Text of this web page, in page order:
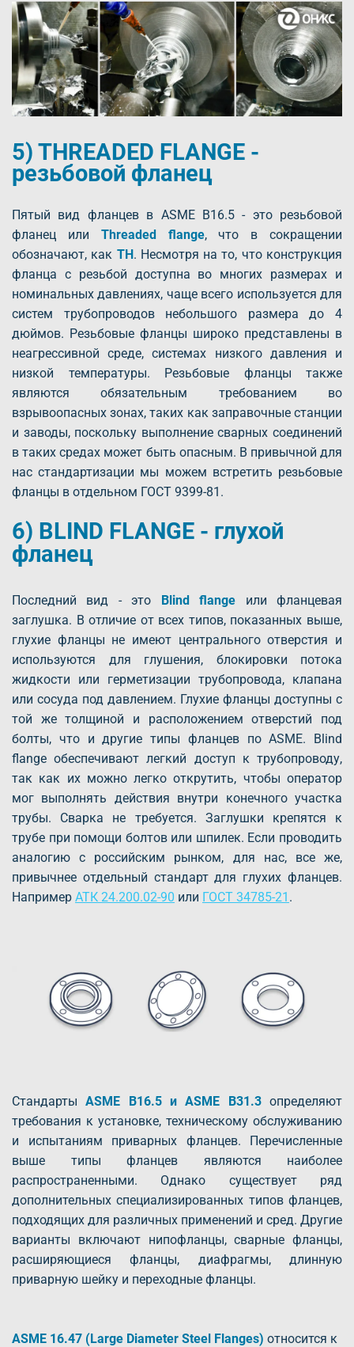
5) THREADED FLANGE -
резьбовой фланец
Пятый вид фланцев в ASME B16.5 - это резьбовой
фланец или Threaded flange, что в сокращении
обозначают, как TH. Несмотря на то, что конструкция
фланца с резьбой доступна во многих размерах и
номинальных давлениях, чаще всего используется для
систем трубопроводов небольшого размера до 4
дюймов. Резьбовые фланцы широко представлены в
неагрессивной среде, системах низкого давления и
низкой температуры. Резьбовые фланцы также
являются обязательным требованием во
взрывоопасных зонах, таких как заправочные станции
и заводы, поскольку выполнение сварных соединений
в таких средах может быть опасным. В привычной для
нас стандартизации мы можем встретить резьбовые
фланцы в отдельном ГОСТ 9399-81.
6) BLIND FLANGE - глухой
фланец
Последний вид - это Blind flange или фланцевая
заглушка. В отличие от всех типов, показанных выше,
глухие фланцы не имеют центрального отверстия и
используются для глушения, блокировки потока
жидкости или герметизации трубопровода, клапана
или сосуда под давлением. Глухие фланцы доступны с
той же толщиной и расположением отверстий под
болты, что и другие типы фланцев по ASME. Blind
flange обеспечивают легкий доступ к трубопроводу,
так как их можно легко открутить, чтобы оператор
мог выполнять действия внутри конечного участка
трубы. Сварка не требуется. Заглушки крепятся к
трубе при помощи болтов или шпилек. Если проводить
аналогию с российским рынком, для нас, все же,
привычнее отдельный стандарт для глухих фланцев.
Например АТК 24.200.02-90 или ГОСТ 34785-21 .
СтандартыASME B16.5 и ASME B31.3определяют
требования к установке, техническому обслуживанию
и испытаниям приварных фланцев. Перечисленные
выше типы фланцев являются наиболее
распространенными. Однако существует ряд
дополнительных специализированных типов фланцев,
подходящих для различных применений и сред. Другие
варианты включают нипофланцы, сварные фланцы,
расширяющиеся фланцы, диафрагмы, длинную
приварную шейку и переходные фланцы.
ASME 16.47 (Large Diameter Steel Flanges) относится к